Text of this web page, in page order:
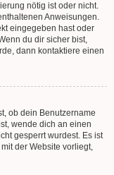
nötig ist oder nicht.
Anweisungen.
eingegeben hast oder
du dir sicher bist,
dann kontaktiere einen
ob dein Benutzername
wende dich an einen
gesperrt wurdest. Es ist
der Website vorliegt,